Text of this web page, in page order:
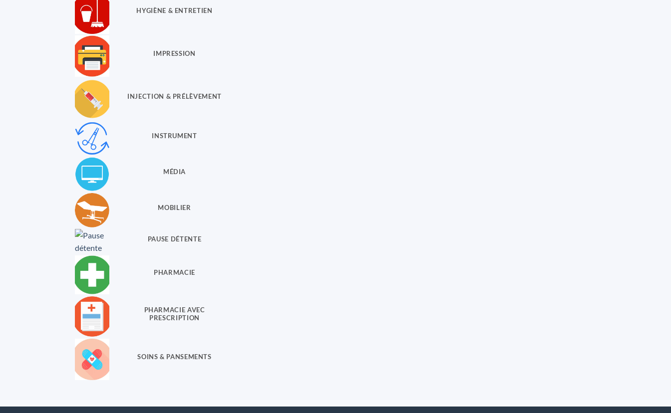
HYGIÈNE & ENTRETIEN
IMPRESSION
INJECTION & PRÉLÈVEMENT
INSTRUMENT
MÉDIA
MOBILIER
PAUSE DÉTENTE
PHARMACIE
PHARMACIE AVEC
PRESCRIPTION
SOINS & PANSEMENTS